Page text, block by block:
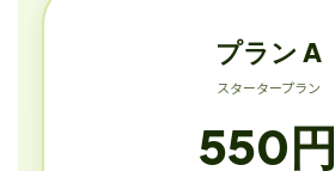
プラン A
スタータープラン
550円